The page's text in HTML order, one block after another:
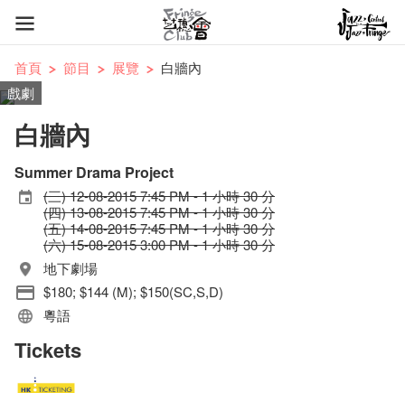
首頁 節目 展覽
白牆內
戲劇
白牆內
Summer Drama Project
(三) 12-08-2015 7:45 PM - 1 小時 30 分
(四) 13-08-2015 7:45 PM - 1 小時 30 分
(五) 14-08-2015 7:45 PM - 1 小時 30 分
(六) 15-08-2015 3:00 PM - 1 小時 30 分
地下劇場
$180; $144 (M); $150(SC,S,D)
粵語
Tickets